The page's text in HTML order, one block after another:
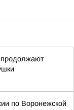
по Воронежской